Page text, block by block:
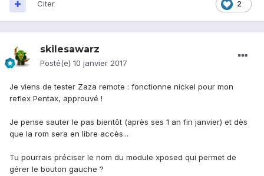
2
Citer
skilesawarz
Posté(e) 10 janvier 2017
Je viens de tester Zaza remote : fonctionne nickel pour mon
reflex Pentax, approuvé !
Je pense sauter le pas bientôt (après ses 1 an fin janvier) et dès
que la rom sera en libre accès...
Tu pourrais préciser le nom du module xposed qui permet de
gérer le bouton gauche ?